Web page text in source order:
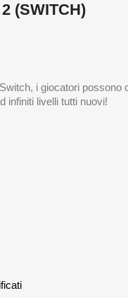
(SWITCH)
i giocatori possono
infiniti livelli tutti nuovi!